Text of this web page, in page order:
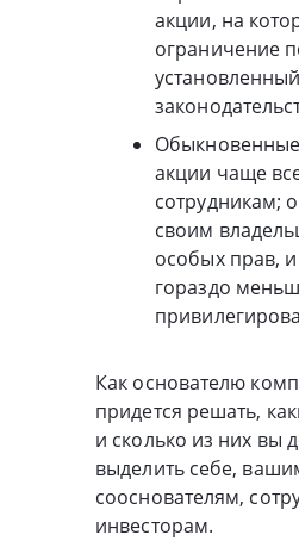
акции, на
ограничение
установленный
акции чаще
сотрудникам;
своим
особых прав,
гораздо
Как основателю
придется решать,
и сколько из них вы
выделить себе,
сооснователям,
инвесторам.